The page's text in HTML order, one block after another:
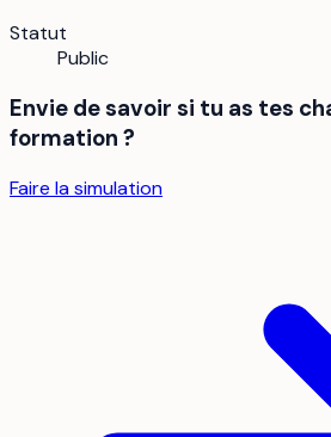
Statut
Public
Envie de savoir si tu as tes
formation ?
Faire la simulation